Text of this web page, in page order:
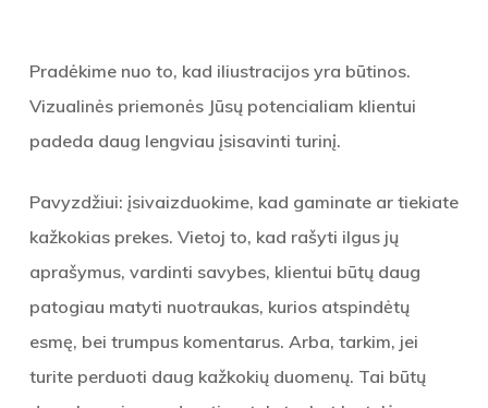
Pradėkime nuo to, kad iliustracijos yra būtinos.
Vizualinės priemonės Jūsų potencialiam klientui
padeda daug lengviau įsisavinti turinį.
Pavyzdžiui: įsivaizduokime, kad gaminate ar tiekiate
kažkokias prekes. Vietoj to, kad rašyti ilgus jų
aprašymus, vardinti savybes, klientui būtų daug
patogiau matyti nuotraukas, kurios atspindėtų
esmę, bei trumpus komentarus. Arba, tarkim, jei
turite perduoti daug kažkokių duomenų. Tai būtų